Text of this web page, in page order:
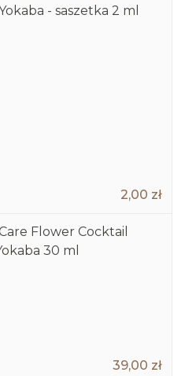
- saszetka 2 ml
2,00 zł
Flower Cocktail
30 ml
39,00 zł